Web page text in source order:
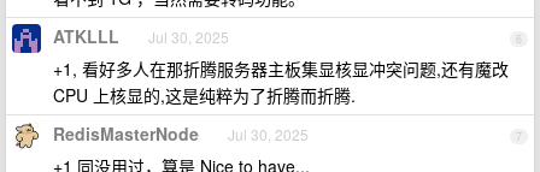
6
ATKLLL Jul 30, 2025
+1, 看好多人在那折腾服务器主板集显核显冲突问题,还有魔改
CPU 上核显的,这是纯粹为了折腾而折腾.
7
RedisMasterNode Jul 30, 2025
+1 同没用过，算是 Nice to have...